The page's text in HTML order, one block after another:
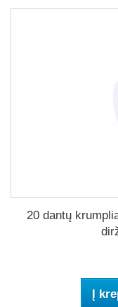
20 dantų
Į